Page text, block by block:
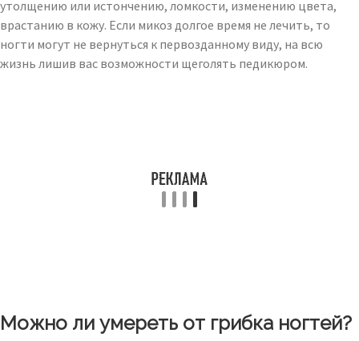
утолщению или истончению, ломкости, изменению цвета,
врастанию в кожу. Если микоз долгое время не лечить, то
ногти могут не вернуться к первозданному виду, на всю
жизнь лишив вас возможности щеголять педикюром.
Можно ли умереть от грибка ногтей?